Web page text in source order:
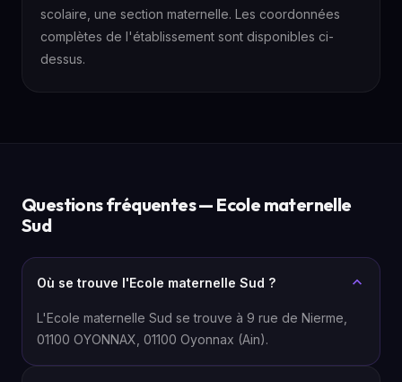
scolaire, une section maternelle. Les coordonnées
complètes de l'établissement sont disponibles ci-
dessus.
Questions fréquentes — Ecole maternelle
Sud
Où se trouve l'Ecole maternelle Sud ?
L'Ecole maternelle Sud se trouve à 9 rue de Nierme,
01100 OYONNAX, 01100 Oyonnax (Ain).